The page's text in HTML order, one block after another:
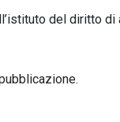
del diritto